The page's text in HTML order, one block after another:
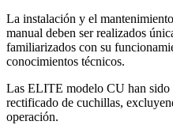
La instalación y el
manual deben ser realizados
familiarizados con su
conocimientos técnicos.
Las ELITE modelo CU han sido
rectificado de cuchillas,
operación.